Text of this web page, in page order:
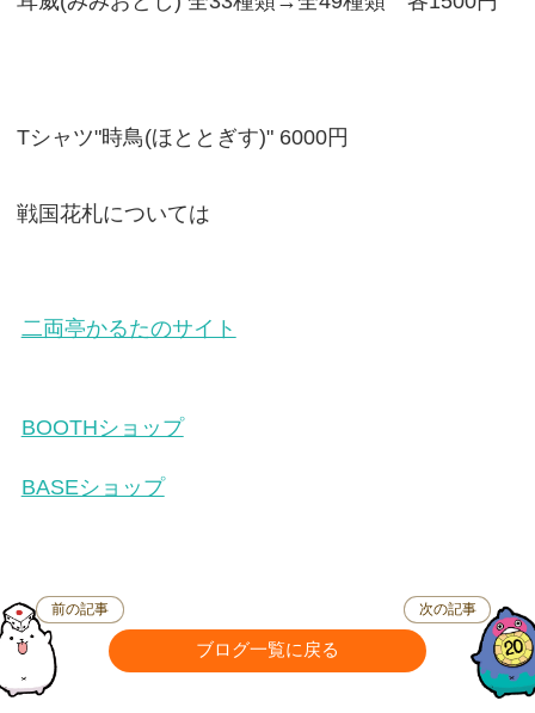
Tシャツ"時鳥(ほととぎす)" 6000円
戦国花札については
二両亭かるたのサイト
BOOTHショップ
BASEショップ
前の記事
ブログ一覧に戻る
次の記事